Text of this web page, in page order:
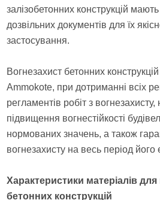
залізобетонних конструкцій
дозвільних документів для їх
застосування.
Вогнезахист бетонних
Ammokote, при дотриманні всіх
регламентів робіт з
підвищення вогнестійкості
нормованих значень, а також
вогнезахисту на весь період його
Характеристики матеріалів
бетонних конструкцій